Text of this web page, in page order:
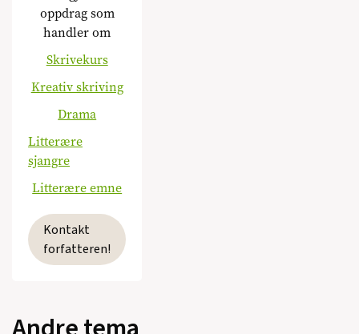
oppdrag som
handler om
Skrivekurs
Kreativ skriving
Drama
Litterære
sjangre
Litterære emne
Kontakt
forfatteren!